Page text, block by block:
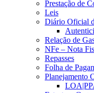
Prestação de
Leis
Diário Oficial
Relação de
NFe – Nota
Repasses
Folha de
Planejamento